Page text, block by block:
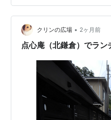
す。 職場で頼むお弁当は、
屋さんのローテーションで
の出前を取ったりします。
で、今日はご飯とおかずの
クリンの広場 • 2ヶ月前
点心庵（北鎌倉）でラン